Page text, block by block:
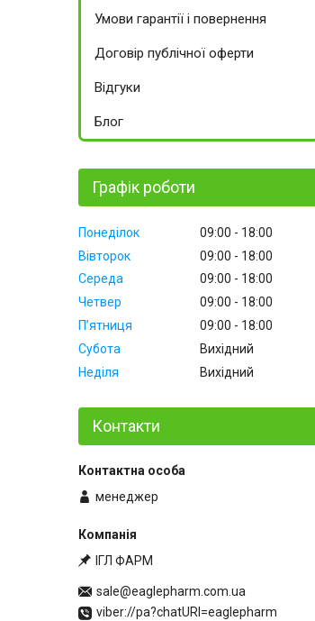
Умови гарантії і повернення
Договір публічної оферти
Відгуки
Блог
Графік роботи
Понеділок 09:00
18:00
Вівторок
09:00
18:00
Середа
09:00
18:00
Четвер
09:00
18:00
Пʼятниця
09:00
18:00
Субота
Вихідний
Неділя
Вихідний
Контакти
менеджер
ІГЛ ФАРМ
sale@eaglepharm.com.ua
viber://pa?chatURI=eaglepharm